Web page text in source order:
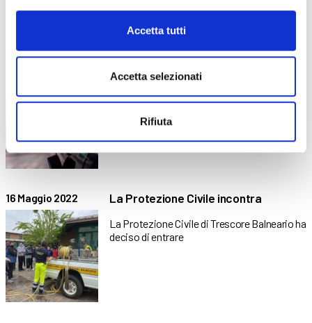
Accetta tutti
Accetta selezionati
Rifiuta
Sostanzialmente, i motori green (i
16 Maggio 2022 La Protezione Civile incontra
La Protezione Civile di Trescore Balneario ha
deciso di entrare